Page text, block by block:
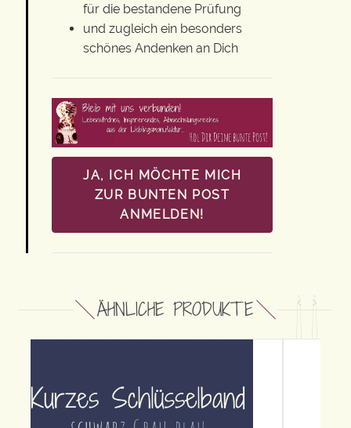
für die bestandene Prüfung
und zugleich ein besonders
schönes Andenken an Dich
JA, ICH MÖCHTE MICH
ZUR BUNTEN POST
ANMELDEN!
ÄHNLICHE PRODUKTE